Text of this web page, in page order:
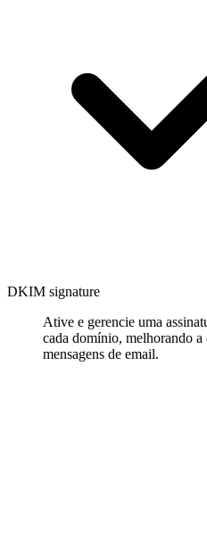
DKIM signature
Ative e gerencie uma
cada domínio, melhorando a
mensagens de email.